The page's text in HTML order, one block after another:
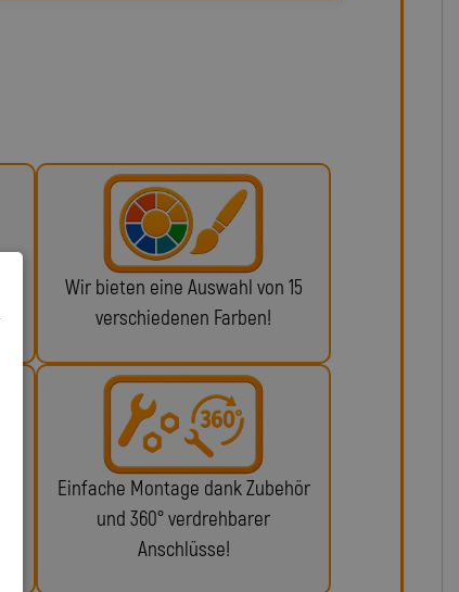
Wir bieten eine Auswahl von 15
verschiedenen Farben!
Einfache Montage dank Zubehör
und 360° verdrehbarer
Anschlüsse!